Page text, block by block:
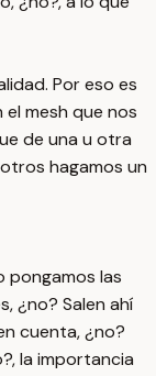
Por eso es
mesh que nos
de una u otra
hagamos un
pongamos las
¿no? Salen ahí
cuenta, ¿no?
la importancia